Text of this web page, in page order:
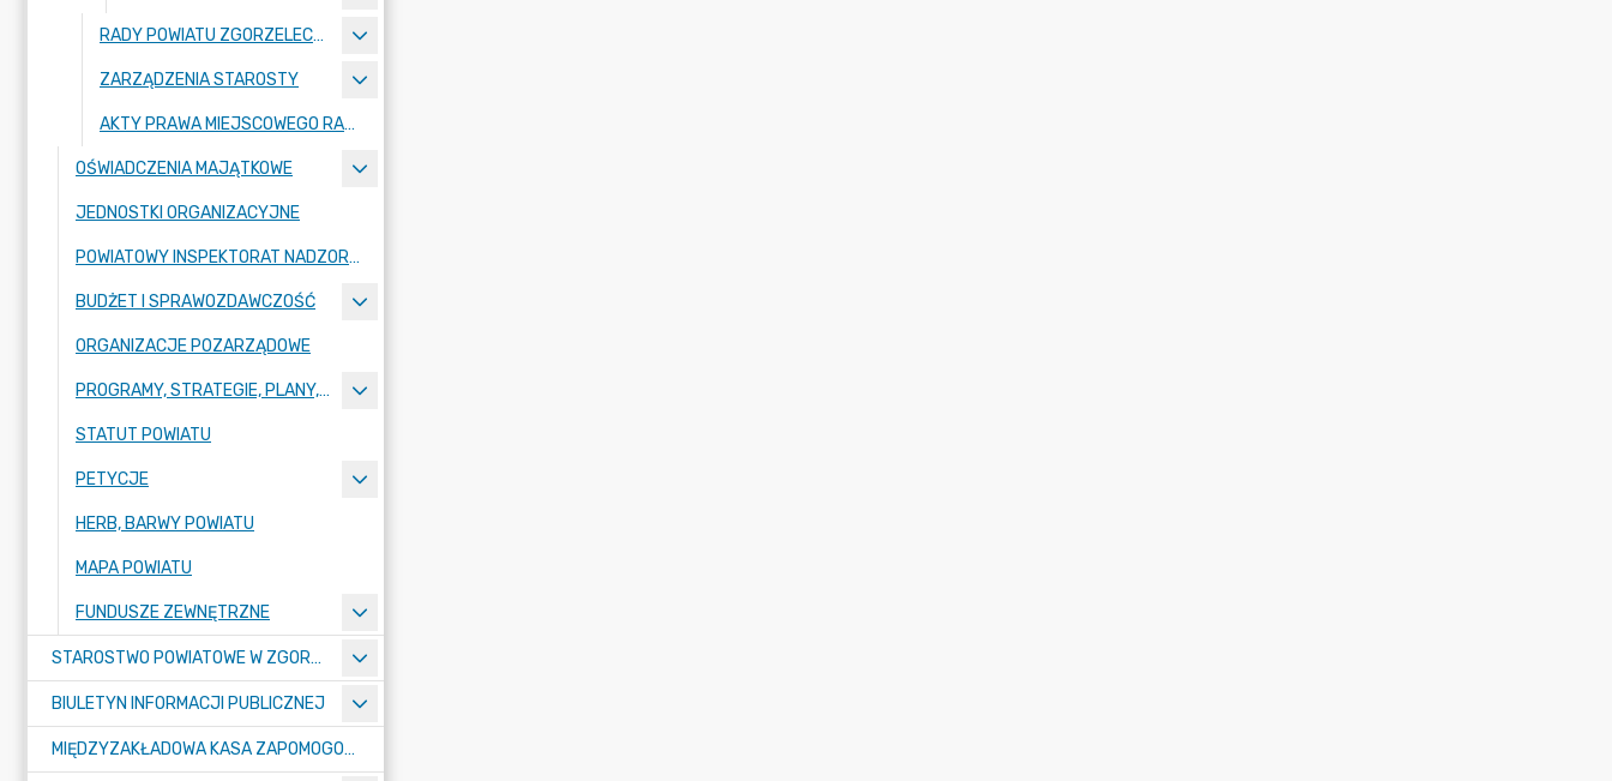
RADY POWIATU ZGORZELECKIEGO
ZARZĄDZENIA STAROSTY
AKTY PRAWA MIEJSCOWEGO RADY POWIATU ZGORZELECKIEGO
OŚWIADCZENIA MAJĄTKOWE
JEDNOSTKI ORGANIZACYJNE
POWIATOWY INSPEKTORAT NADZORU BUDOWLANEGO
BUDŻET I SPRAWOZDAWCZOŚĆ
ORGANIZACJE POZARZĄDOWE
PROGRAMY, STRATEGIE, PLANY, RAPORTY
STATUT POWIATU
PETYCJE
HERB, BARWY POWIATU
MAPA POWIATU
FUNDUSZE ZEWNĘTRZNE
STAROSTWO POWIATOWE W ZGORZELCU
BIULETYN INFORMACJI PUBLICZNEJ
MIĘDZYZAKŁADOWA KASA ZAPOMOGOWO-POŻYCZKOWA